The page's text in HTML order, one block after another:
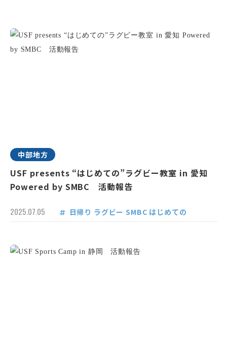
中部地方
USF presents “はじめての”ラグビー教室 in 愛知
Powered by SMBC 活動報告
2025.07.05 日帰り ラグビー SMBC はじめての